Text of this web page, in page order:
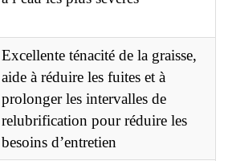
Excellente ténacité de la graisse,
aide à réduire les fuites et à
prolonger les intervalles de
relubrification pour réduire les
besoins d’entretien